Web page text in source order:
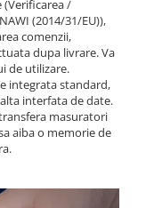
(Verificarea /
(2014/31/EU)),
comenzii,
dupa livrare. Va
de utilizare.
integrata standard,
interfata de date.
masuratori
aiba o memorie de